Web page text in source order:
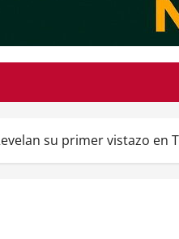
su primer vistazo en